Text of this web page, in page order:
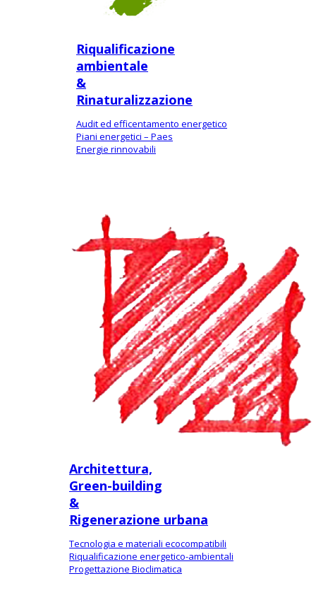
Riqualificazione
ambientale
&
Rinaturalizzazione
Audit ed efficentamento energetico
Piani energetici – Paes
Energie rinnovabili
Architettura,
Green-building
&
Rigenerazione urbana
Tecnologia e materiali ecocompatibili
Riqualificazione energetico-ambientali
Progettazione Bioclimatica